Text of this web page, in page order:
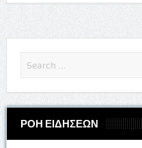
ΡΟΗ ΕΙΔΗΣΕΩΝ